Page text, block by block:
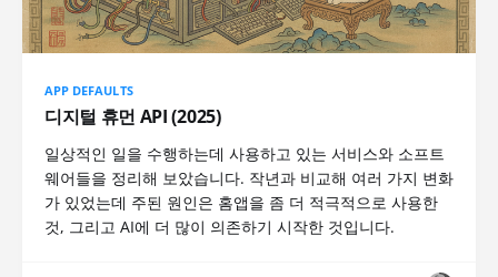
APP DEFAULTS
디지털 휴먼 API (2025)
일상적인 일을 수행하는데 사용하고 있는 서비스와 소프트
웨어들을 정리해 보았습니다. 작년과 비교해 여러 가지 변화
가 있었는데 주된 원인은 홈앱을 좀 더 적극적으로 사용한
것, 그리고 AI에 더 많이 의존하기 시작한 것입니다.